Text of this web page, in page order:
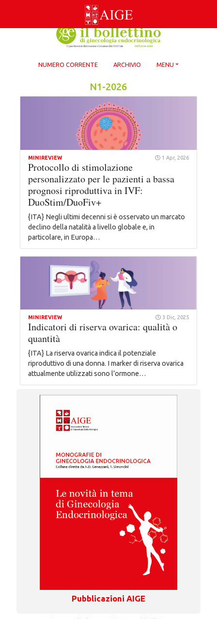
NUMERO CORRENTE ARCHIVIO MENU
N1-2026
MINIREVIEW 1 Apr, 2026
Protocollo di stimolazione
personalizzato per le pazienti a bassa
prognosi riproduttiva in IVF:
DuoStim/DuoFiv+
{ITA} Negli ultimi decenni si è osservato un marcato
declino della natalità a livello globale e, in
particolare, in Europa…
MINIREVIEW 3 Dic, 2025
Indicatori di riserva ovarica: qualità o
quantità
{ITA} La riserva ovarica indica il potenziale
riproduttivo di una donna. I marker di riserva ovarica
attualmente utilizzati sono l’ormone…
Pubblicazioni AIGE